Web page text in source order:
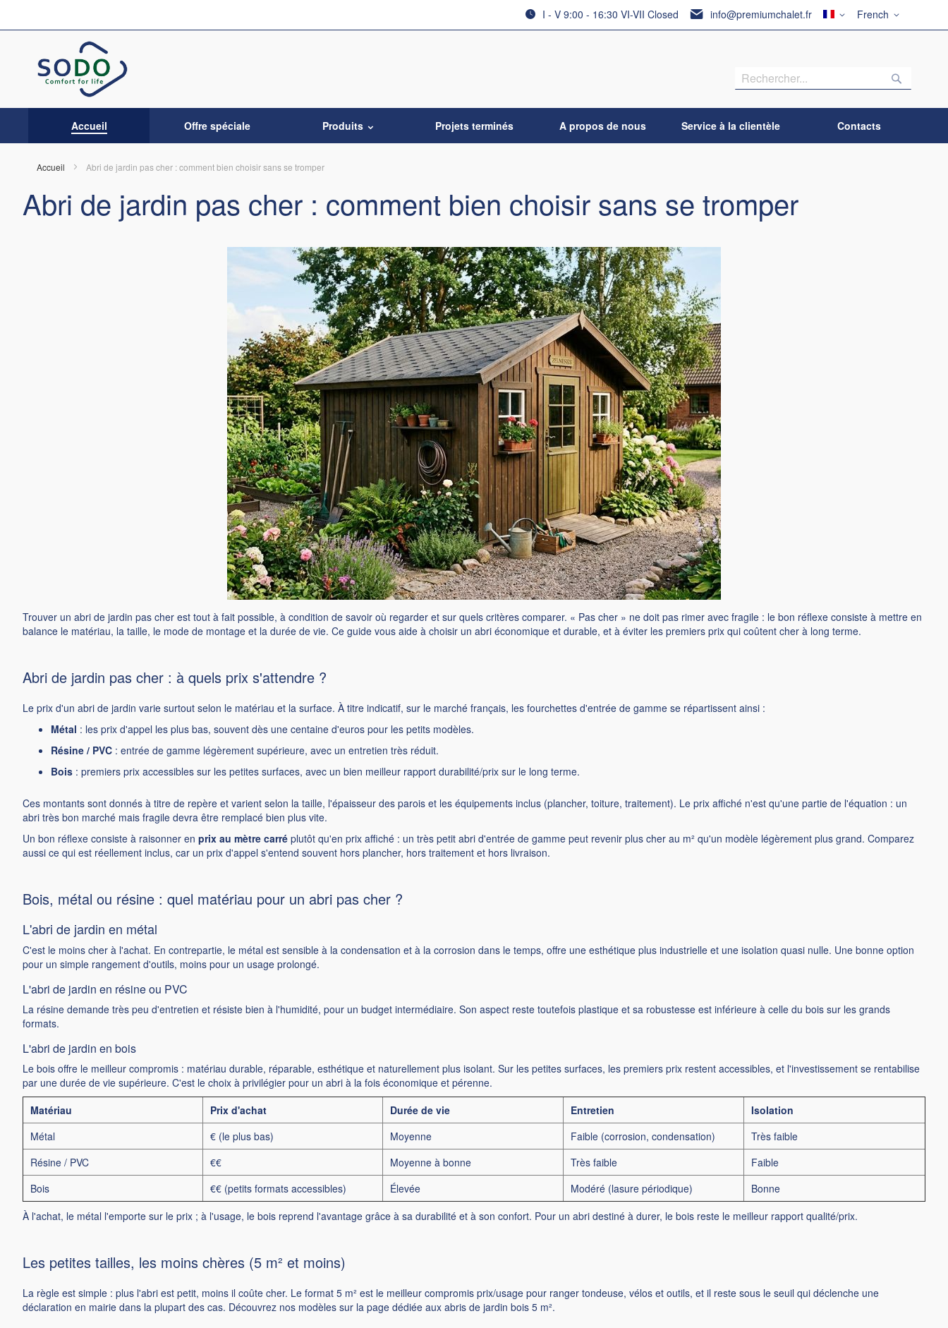
au
Langue
French
Pays
info@premiumchalet.fr
I - V 9:00 - 16:30 VI-VII Closed
Accueil Offre spéciale Produits Projets terminés A propos de nous Service à la clientèle Contacts
Accueil Abri de jardin pas cher : comment bien choisir sans se tromper
Abri de jardin pas cher : comment bien choisir sans se tromper
Trouver un abri de jardin pas cher est tout à fait possible, à condition de savoir où regarder et sur quels critères comparer. « Pas cher » ne doit pas rimer avec fragile : le bon réflexe consiste à mettre en
balance le matériau, la taille, le mode de montage et la durée de vie. Ce guide vous aide à choisir un abri économique et durable, et à éviter les premiers prix qui coûtent cher à long terme.
Abri de jardin pas cher : à quels prix s'attendre ?
Le prix d'un abri de jardin varie surtout selon le matériau et la surface. À titre indicatif, sur le marché français, les fourchettes d'entrée de gamme se répartissent ainsi :
Métal : les prix d'appel les plus bas, souvent dès une centaine d'euros pour les petits modèles.
Résine / PVC : entrée de gamme légèrement supérieure, avec un entretien très réduit.
Bois : premiers prix accessibles sur les petites surfaces, avec un bien meilleur rapport durabilité/prix sur le long terme.
Ces montants sont donnés à titre de repère et varient selon la taille, l'épaisseur des parois et les équipements inclus (plancher, toiture, traitement). Le prix affiché n'est qu'une partie de l'équation : un
abri très bon marché mais fragile devra être remplacé bien plus vite.
Un bon réflexe consiste à raisonner en prix au mètre carré plutôt qu'en prix affiché : un très petit abri d'entrée de gamme peut revenir plus cher au m² qu'un modèle légèrement plus grand. Comparez
aussi ce qui est réellement inclus, car un prix d'appel s'entend souvent hors plancher, hors traitement et hors livraison.
Bois, métal ou résine : quel matériau pour un abri pas cher ?
L'abri de jardin en métal
C'est le moins cher à l'achat. En contrepartie, le métal est sensible à la condensation et à la corrosion dans le temps, offre une esthétique plus industrielle et une isolation quasi nulle. Une bonne option
pour un simple rangement d'outils, moins pour un usage prolongé.
L'abri de jardin en résine ou PVC
La résine demande très peu d'entretien et résiste bien à l'humidité, pour un budget intermédiaire. Son aspect reste toutefois plastique et sa robustesse est inférieure à celle du bois sur les grands
formats.
L'abri de jardin en bois
Le bois offre le meilleur compromis : matériau durable, réparable, esthétique et naturellement plus isolant. Sur les petites surfaces, les premiers prix restent accessibles, et l'investissement se rentabilise
par une durée de vie supérieure. C'est le choix à privilégier pour un abri à la fois économique et pérenne.
Matériau
Prix d'achat Durée de vie Entretien
Isolation
Métal
€ (le plus bas) Moyenne Faible (corrosion, condensation)
Très faible
Résine / PVC
€€ Moyenne à bonne Très faible
Faible
Bois
€€ (petits formats accessibles) Élevée Modéré (lasure périodique)
Bonne
À l'achat, le métal l'emporte sur le prix ; à l'usage, le bois reprend l'avantage grâce à sa durabilité et à son confort. Pour un abri destiné à durer, le bois reste le meilleur rapport qualité/prix.
Les petites tailles, les moins chères (5 m² et moins)
La règle est simple : plus l'abri est petit, moins il coûte cher. Le format 5 m² est le meilleur compromis prix/usage pour ranger tondeuse, vélos et outils, et il reste sous le seuil qui déclenche une
déclaration en mairie dans la plupart des cas. Découvrez nos modèles sur la page dédiée aux abris de jardin bois 5 m².